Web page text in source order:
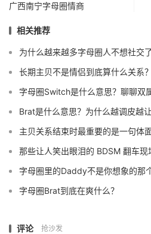
广西南宁字母圈情商
相关推荐
为什么越来越多字母圈人不想社交了
长期主贝不是情侣到底算什么关系？
字母圈Switch是什么意思？聊聊双
Brat是什么意思？为什么越调皮越
主贝关系结束时最重要的是一句体
那些让人笑出眼泪的 BDSM 翻车现
字母圈里的Daddy不是你想象的那
字母圈Brat到底在爽什么？
评论 抢沙发